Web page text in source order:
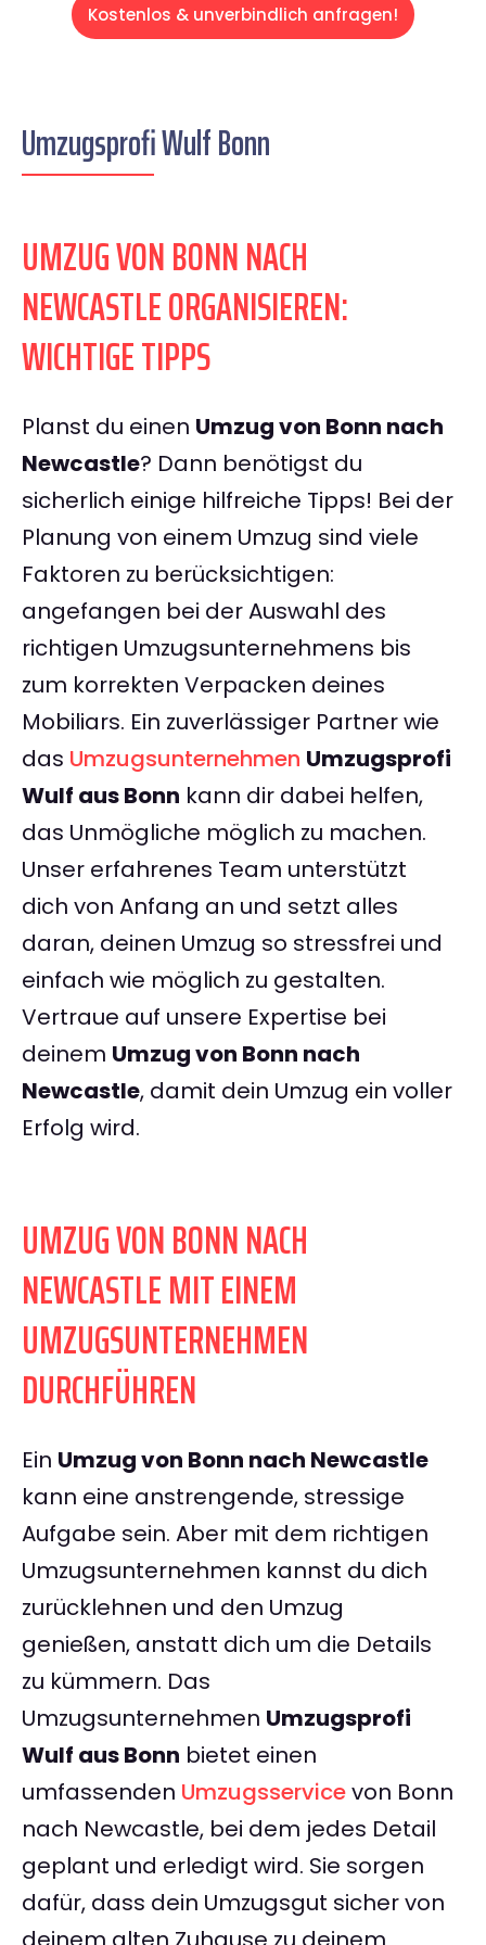
Kostenlos & unverbindlich anfragen!
Umzugsprofi Wulf Bonn
UMZUG VON BONN NACH
NEWCASTLE ORGANISIEREN:
WICHTIGE TIPPS
Planst du einen Umzug von Bonn nach
Newcastle? Dann benötigst du
sicherlich einige hilfreiche Tipps! Bei der
Planung von einem Umzug sind viele
Faktoren zu berücksichtigen:
angefangen bei der Auswahl des
richtigen Umzugsunternehmens bis
zum korrekten Verpacken deines
Mobiliars. Ein zuverlässiger Partner wie
das Umzugsunternehmen Umzugsprofi
Wulf aus Bonn kann dir dabei helfen,
das Unmögliche möglich zu machen.
Unser erfahrenes Team unterstützt
dich von Anfang an und setzt alles
daran, deinen Umzug so stressfrei und
einfach wie möglich zu gestalten.
Vertraue auf unsere Expertise bei
deinem Umzug von Bonn nach
Newcastle, damit dein Umzug ein voller
Erfolg wird.
UMZUG VON BONN NACH
NEWCASTLE MIT EINEM
UMZUGSUNTERNEHMEN
DURCHFÜHREN
Ein Umzug von Bonn nach Newcastle
kann eine anstrengende, stressige
Aufgabe sein. Aber mit dem richtigen
Umzugsunternehmen kannst du dich
zurücklehnen und den Umzug
genießen, anstatt dich um die Details
zu kümmern. Das
Umzugsunternehmen Umzugsprofi
Wulf aus Bonn bietet einen
umfassenden Umzugsservicevon Bonn
nach Newcastle, bei dem jedes Detail
geplant und erledigt wird. Sie sorgen
dafür, dass dein Umzugsgut sicher von